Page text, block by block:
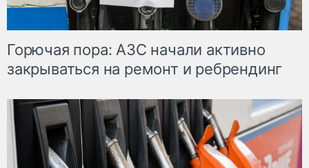
Горючая пора: АЗС начали активно
закрываться на ремонт и ребрендинг